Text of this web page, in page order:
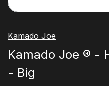
Kamado Joe
Kamado Joe ® -
- Big